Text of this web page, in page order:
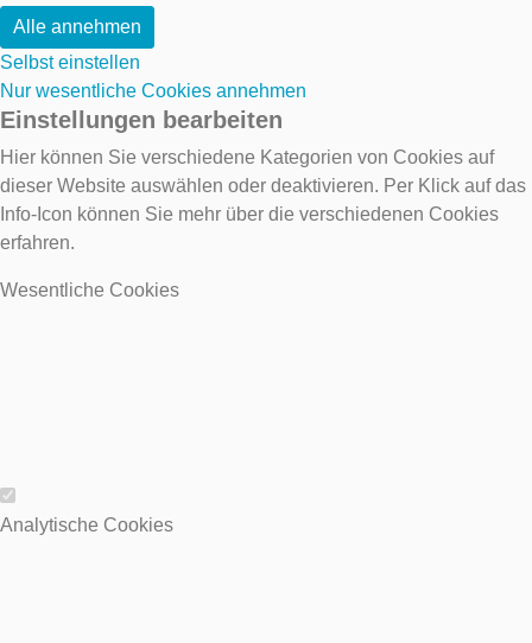
Alle annehmen
Selbst einstellen
Nur wesentliche Cookies annehmen
Einstellungen bearbeiten
Hier können Sie verschiedene Kategorien von Cookies auf
dieser Website auswählen oder deaktivieren. Per Klick auf das
Info-Icon können Sie mehr über die verschiedenen Cookies
erfahren.
Wesentliche Cookies
Wesentliche Cookies
Analytische Cookies